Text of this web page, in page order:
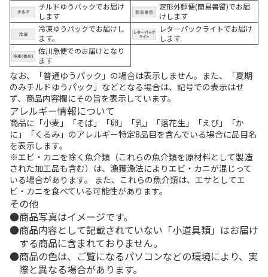
チルドゆうパックでお届け
します
定形外郵便(簡易書留)でお届
けします
冷凍ゆうパックでお届けし
ます。
レターパックライトでお届け
します
佐川急便でのお届けとなり
ます
なお、「普通ゆうパック」の場合は表示しません。また、「夏期
のみチルドゆうパック」などとなる場合は、記号での表示はせ
ず、商品内容欄にその旨を表示しています。
アレルギー情報について
商品に「小麦」「そば」「卵」「乳」「落花生」「えび」「か
に」「くるみ」のアレルギー特定8品目を含んでいる場合に品目名
を表示します。
※エビ・カニを除く魚介類（これらの魚介類を原材料として製造
された加工品も含む）は、漁獲漁法によりエビ・カニが混じって
いる場合があります。 また、これらの魚介類は、エサとしてエ
ビ・カニを食べている可能性があります。
その他
商品写真はイメージです。
商品内容として記載されていない「小道具類」はお届け
する商品に含まれておりません。
商品の色は、ご覧になるパソコンなどの環境により、実
際と異なる場合があります。